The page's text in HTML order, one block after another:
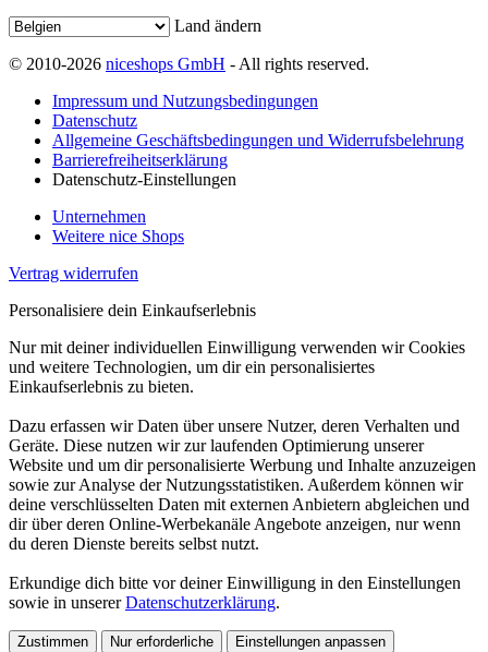
Land ändern
© 2010-2026 niceshops GmbH - All rights reserved.
Impressum und Nutzungsbedingungen
Datenschutz
Allgemeine Geschäftsbedingungen und Widerrufsbelehrung
Barrierefreiheitserklärung
Datenschutz-Einstellungen
Unternehmen
Weitere nice Shops
Vertrag widerrufen
Personalisiere dein Einkaufserlebnis
Nur mit deiner individuellen Einwilligung verwenden wir Cookies
und weitere Technologien, um dir ein personalisiertes
Einkaufserlebnis zu bieten.
Dazu erfassen wir Daten über unsere Nutzer, deren Verhalten und
Geräte. Diese nutzen wir zur laufenden Optimierung unserer
Website und um dir personalisierte Werbung und Inhalte anzuzeigen
sowie zur Analyse der Nutzungsstatistiken. Außerdem können wir
deine verschlüsselten Daten mit externen Anbietern abgleichen und
dir über deren Online-Werbekanäle Angebote anzeigen, nur wenn
du deren Dienste bereits selbst nutzt.
Erkundige dich bitte vor deiner Einwilligung in den Einstellungen
sowie in unsererDatenschutzerklärung.
Zustimmen Nur erforderliche Einstellungen anpassen